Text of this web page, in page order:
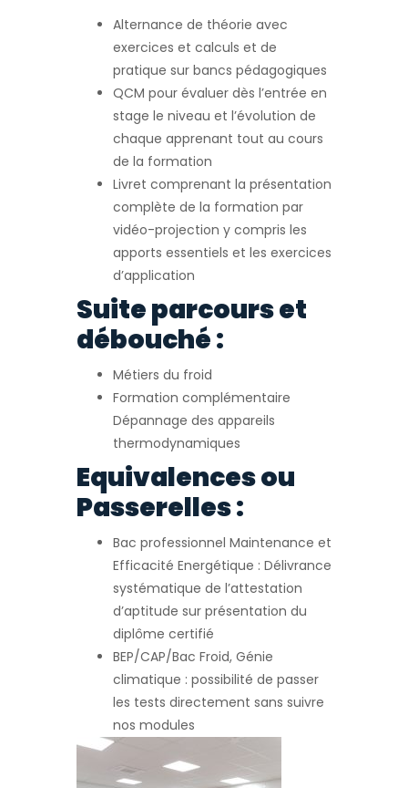
Alternance de théorie avec
exercices et calculs et de
pratique sur bancs pédagogiques
QCM pour évaluer dès l’entrée en
stage le niveau et l’évolution de
chaque apprenant tout au cours
de la formation
Livret comprenant la présentation
complète de la formation par
vidéo-projection y compris les
apports essentiels et les exercices
d’application
Suite parcours et
débouché :
Métiers du froid
Formation complémentaire
Dépannage des appareils
thermodynamiques
Equivalences ou
Passerelles :
Bac professionnel Maintenance et
Efficacité Energétique : Délivrance
systématique de l’attestation
d’aptitude sur présentation du
diplôme certifié
BEP/CAP/Bac Froid, Génie
climatique : possibilité de passer
les tests directement sans suivre
nos modules